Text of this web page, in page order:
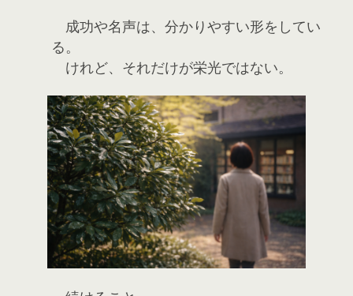
成功や名声は、分かりやすい形をしてい
る。
けれど、それだけが栄光ではない。